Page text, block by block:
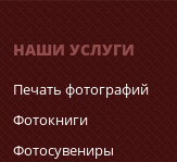
НАШИ УСЛУГИ
Печать фотографий
Фотокниги
Фотосувениры